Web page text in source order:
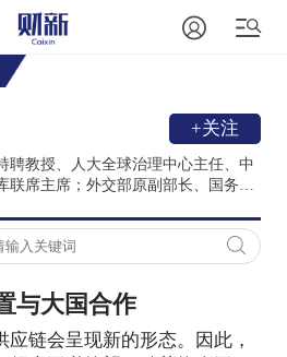
+关注
聘教授、人大全球治理中心主任、中
联席主席；外交部原副部长、国务院
与大国合作
链会呈现新的形态。因此，